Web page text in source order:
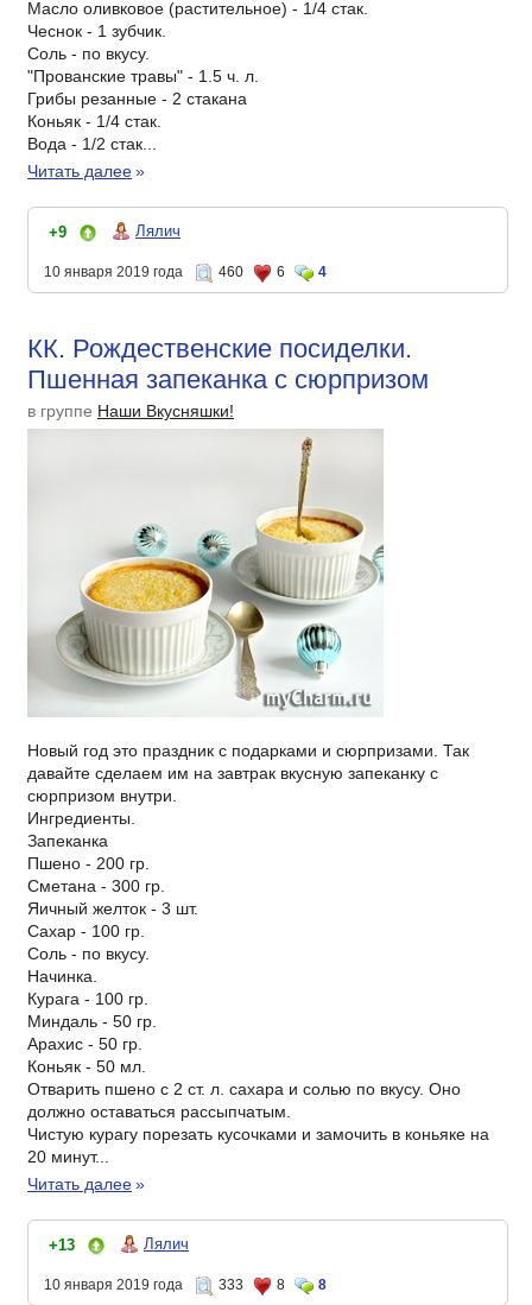
Масло оливковое (растительное) - 1/4 стак.
Чеснок - 1 зубчик.
Соль - по вкусу.
"Прованские травы" - 1.5 ч. л.
Грибы резанные - 2 стакана
Коньяк - 1/4 стак.
Вода - 1/2 стак...
Читать далее»
+9 Лялич
10 января 2019 года 460 6 4
КК. Рождественские посиделки.
Пшенная запеканка с сюрпризом
в группе Наши Вкусняшки!
Новый год это праздник с подарками и сюрпризами. Так
давайте сделаем им на завтрак вкусную запеканку с
сюрпризом внутри.
Ингредиенты.
Запеканка
Пшено - 200 гр.
Сметана - 300 гр.
Яичный желток - 3 шт.
Сахар - 100 гр.
Соль - по вкусу.
Начинка.
Курага - 100 гр.
Миндаль - 50 гр.
Арахис - 50 гр.
Коньяк - 50 мл.
Отварить пшено с 2 ст. л. сахара и солью по вкусу. Оно
должно оставаться рассыпчатым.
Чистую курагу порезать кусочками и замочить в коньяке на
20 минут...
Читать далее»
+13 Лялич
10 января 2019 года 333 8 8